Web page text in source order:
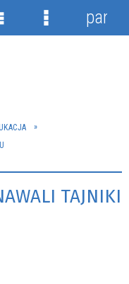
TAJNIKI
Menu
panel